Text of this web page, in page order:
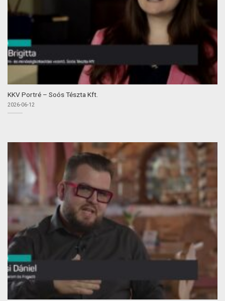
KKV Portré – Soós Tészta Kft.
2026-06-12